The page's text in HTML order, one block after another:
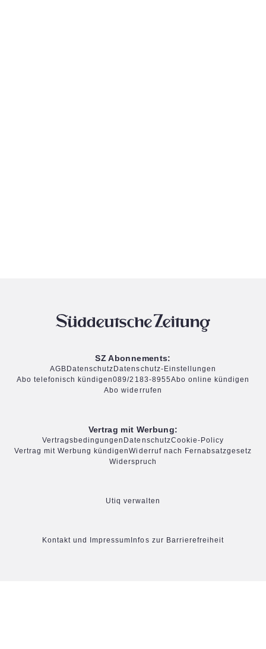
SZ Abonnements:
AGB Datenschutz Datenschutz-Einstellungen
Abo telefonisch kündigen089/2183-8955Abo online kündigen
Abo widerrufen
Vertrag mit Werbung:
Vertragsbedingungen DatenschutzCookie-Policy
Vertrag mit Werbung kündigenWiderruf nach Fernabsatzgesetz
Widerspruch
Utiq verwalten
Kontakt und Impressum Infos zur Barrierefreiheit